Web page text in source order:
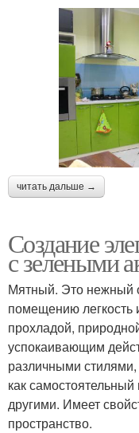
читать дальше →
Создание
с зелеными
Мятный. Это нежный
помещению легкость
прохладой,
успокаивающим
различными
как самостоятельный
другими. Имеет
пространство.